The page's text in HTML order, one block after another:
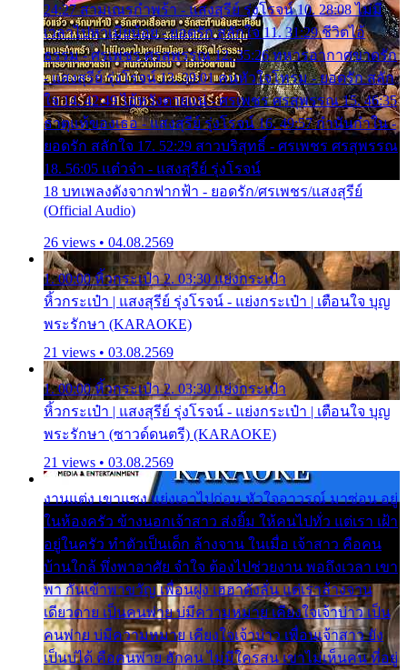
24:27 สามเณรกำพร้า - แสงสุรีย์ รุ่งโรจน์ 10. 28:08 ไม่มี
เวลาไปหาเมียน้อย - ยอดรัก สลักใจ 11. 31:29 ชีวิตไอ้
ธรรม - ศรเพชร ศรสุพรรณ 12. 35:26 ทหารอากาศขาดรัก
- แสงสุรีย์ รุ่งโรจน์ 13. 39:01 คนหัวใจโทรม - ยอดรัก สลัก
ใจ 14. 42:49 ไอ้หวังตายแน่ - ศรเพชร ศรสุพรรณ 15. 46:35
ธาตุแท้ของเธอ - แสงสุรีย์ รุ่งโรจน์ 16. 49:57 กำนันกำใน -
ยอดรัก สลักใจ 17. 52:29 สาวบริสุทธิ์ - ศรเพชร ศรสุพรรณ
18. 56:05 แต๋วจ๋า - แสงสุรีย์ รุ่งโรจน์
18 บทเพลงดังจากฟากฟ้า - ยอดรัก/ศรเพชร/แสงสุรีย์
(Official Audio)
26 views • 04.08.2569
1. 00:00 หิ้วกระเป๋า 2. 03:30 แย่งกระเป๋า
หิ้วกระเป๋า | แสงสุรีย์ รุ่งโรจน์ - แย่งกระเป๋า | เตือนใจ บุญ
พระรักษา (KARAOKE)
21 views • 03.08.2569
1. 00:00 หิ้วกระเป๋า 2. 03:30 แย่งกระเป๋า
หิ้วกระเป๋า | แสงสุรีย์ รุ่งโรจน์ - แย่งกระเป๋า | เตือนใจ บุญ
พระรักษา (ซาวด์ดนตรี) (KARAOKE)
21 views • 03.08.2569
งานแต่ง เขาแซง แย่งเอาไปก่อน หัวใจอาวรณ์ มาซ่อน อยู่
ในห้องครัว ข้างนอกเจ้าสาว ส่งยิ้ม ให้คนไปทั่ว แต่เรา เฝ้า
อยู่ในครัว ทำตัวเป็นเด็ก ล้างจาน ในเมื่อ เจ้าสาว คือคน
บ้านใกล้ พึ่งพาอาศัย จำใจ ต้องไปช่วยงาน พอถึงเวลา เขา
พา กันเข้าพาขวัญ เพื่อนฝูง เฮฮาดังลั่น แต่เราล้างจาน
เดียวดาย เป็นคนพ่าย บ่มีความหมาย เคียงใจเจ้าบ่าว เป็น
คนพ่าย บ่มีความหมาย เคียงใจเจ้าบ่าว เพื่อนเจ้าสาว ยัง
เป็นบ่ได้ คือคนพ่าย ฮักคน ไม่มีใครสน เขาไม่เห็นคน ที่อยู่